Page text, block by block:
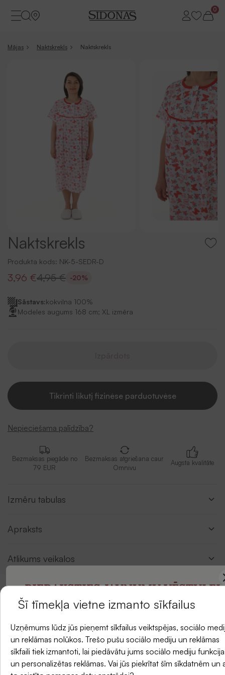
0
Mājas Naktskrekls Naktskrekls
Naktskrekls
Produkta kods: NK-5-SEDR-D
3,96 €4,95 € -20%
Sāstavs:kokvilna 100%
Modeles augums 168 cm; XL izmēra
Tikrinti likutį fizinėse parduotuvėse
Nepieciešama palīdzība?
Bezmaksas piegāde no
79 EUR
Bezmaksas atgriešana caur
Omnivu
Augsta kvalitāte
Izmēru tabulas
Apraksts
Atlikums veikalos
Atsauksmes
PIERAKSTIES JAUNUMU VĒSTULEI
pasūtījumam.
E-pasts
Šī tīmekļa vietne izmanto sīkfailus
Uzņēmums lūdz jūs pieņemt sīkfailus veiktspējas, sociālo
un reklāmas nolūkos. Trešo pušu sociālo mediju un reklāmas
sīkfaili tiek izmantoti, lai piedāvātu jums sociālo mediju
un personalizētas reklāmas. Vai jūs piekrītat šīm sīkdatnēm un